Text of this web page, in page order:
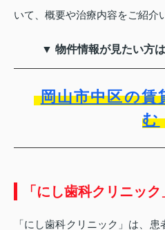
いて、概要や治療内容をご紹介
▼ 物件情報が見たい方
岡山市中区の賃
む
「にし歯科クリニッ
「にし歯科クリニック」は、